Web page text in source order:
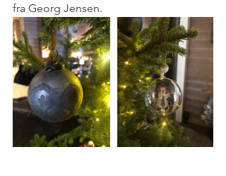
fra Georg Jensen.